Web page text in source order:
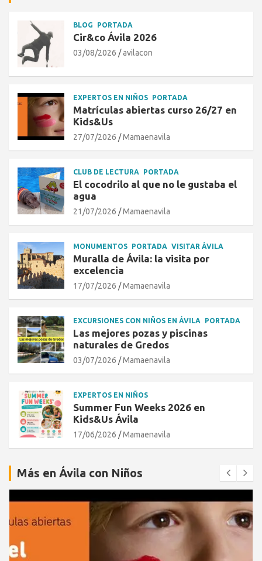
BLOG PORTADA
Cir&co Ávila 2026
03/08/2026 avilacon
EXPERTOS EN NIÑOS PORTADA
Matrículas abiertas curso 26/27 en
Kids&Us
27/07/2026 Mamaenavila
CLUB DE LECTURA PORTADA
El cocodrilo al que no le gustaba el
agua
21/07/2026 Mamaenavila
MONUMENTOS PORTADA VISITAR ÁVILA
Muralla de Ávila: la visita por
excelencia
17/07/2026 Mamaenavila
EXCURSIONES CON NIÑOS EN ÁVILA PORTADA
Las mejores pozas y piscinas
naturales de Gredos
03/07/2026 Mamaenavila
EXPERTOS EN NIÑOS
Summer Fun Weeks 2026 en
Kids&Us Ávila
17/06/2026 Mamaenavila
Más en Ávila con Niños